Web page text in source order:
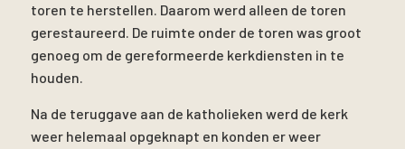
toren te herstellen. Daarom werd alleen de toren
gerestaureerd. De ruimte onder de toren was groot
genoeg om de gereformeerde kerkdiensten in te
houden.
Na de teruggave aan de katholieken werd de kerk
weer helemaal opgeknapt en konden er weer